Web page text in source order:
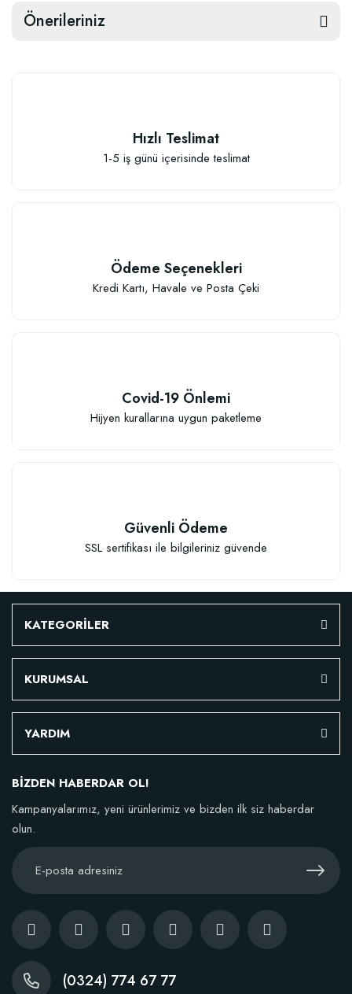
Önerileriniz
Hızlı Teslimat
1-5 iş günü içerisinde teslimat
Ödeme Seçenekleri
Kredi Kartı, Havale ve Posta Çeki
Covid-19 Önlemi
Hijyen kurallarına uygun paketleme
Güvenli Ödeme
SSL sertifikası ile bilgileriniz güvende
KATEGORİLER
KURUMSAL
YARDIM
BİZDEN HABERDAR OL!
Kampanyalarımız, yeni ürünlerimiz ve bizden ilk siz haberdar
olun.
(0324) 774 67 77